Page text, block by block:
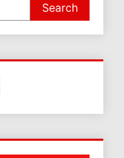
Search